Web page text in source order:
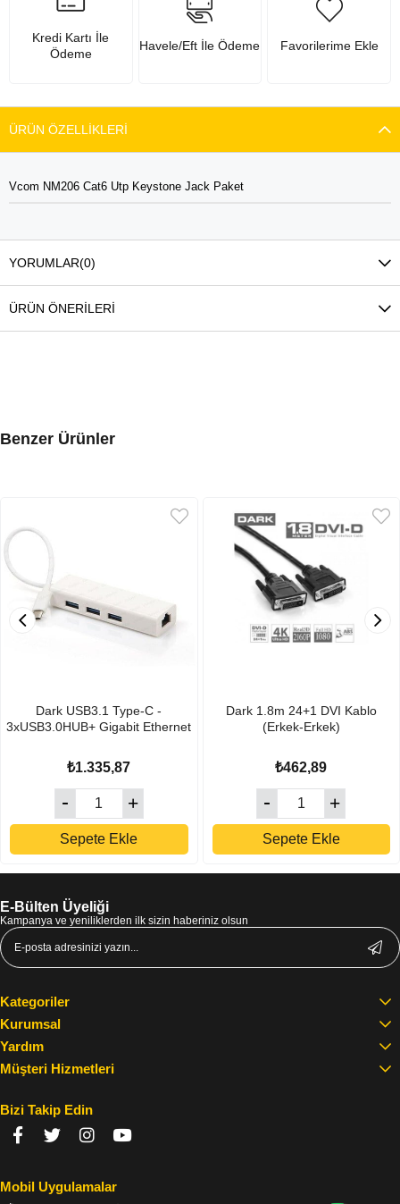
Kredi Kartı İle
Ödeme
Havele/Eft İle Ödeme Favorilerime Ekle
ÜRÜN ÖZELLIKLERI
Vcom NM206 Cat6 Utp Keystone Jack Paket
YORUMLAR(0)
ÜRÜN ÖNERILERI
Benzer Ürünler
Dark USB3.1 Type-C -
3xUSB3.0HUB+ Gigabit Ethernet
₺1.335,87
Sepete Ekle
Dark 1.8m 24+1 DVI Kablo
(Erkek-Erkek)
₺462,89
Sepete Ekle
E-Bülten Üyeliği
Kampanya ve yeniliklerden ilk sizin haberiniz olsun
Kategoriler
Kurumsal
Yardım
Müşteri Hizmetleri
Bizi Takip Edin
Mobil Uygulamalar